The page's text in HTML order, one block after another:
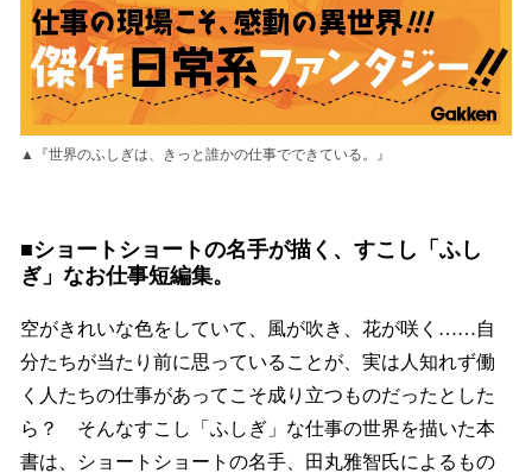
▲『世界のふしぎは、きっと誰かの仕事でできている。』
■ショートショートの名手が描く、すこし「ふし
ぎ」なお仕事短編集。
空がきれいな色をしていて、風が吹き、花が咲く……自
分たちが当たり前に思っていることが、実は人知れず働
く人たちの仕事があってこそ成り立つものだったとした
ら？ そんなすこし「ふしぎ」な仕事の世界を描いた本
書は、ショートショートの名手、田丸雅智氏によるもの